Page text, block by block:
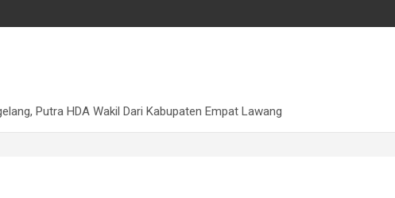
Putra HDA Wakil Dari Kabupaten Empat Lawang